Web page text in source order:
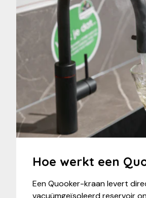
Hoe werkt een
Een Quooker-kraan levert
vacuümgeïsoleerd reservoir